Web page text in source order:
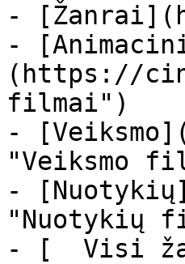
-
-
(https://
filmai")
-
"Veiksmo
-
"Nuotykių
- [  Visi